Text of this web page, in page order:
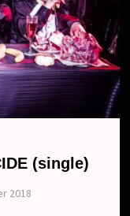
(single)
2018